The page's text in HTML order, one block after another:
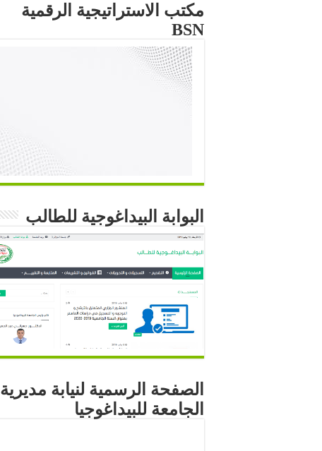
مكتب الاستراتيجية الرقمية
BSN
البوابة البيداغوجية للطالب
الصفحة الرسمية لنيابة مديرية
الجامعة للبيداغوجيا